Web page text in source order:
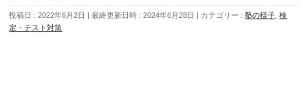
投稿日 : 2022年6月2日 最終更新日時 : 2024年6月28日 カテゴリー :塾の様子 ,検
定・テスト対策